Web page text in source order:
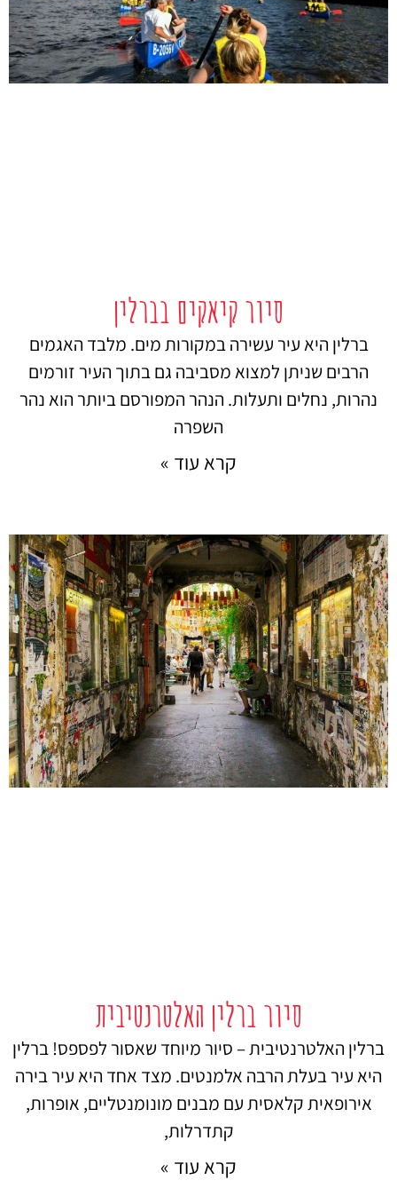
סיור קיאקים בברלין
ברלין היא עיר עשירה במקורות מים. מלבד האגמים
הרבים שניתן למצוא מסביבה גם בתוך העיר זורמים
נהרות, נחלים ותעלות. הנהר המפורסם ביותר הוא נהר
השפרה
קרא עוד »
סיור ברלין האלטרנטיבית
ברלין האלטרנטיבית – סיור מיוחד שאסור לפספס! ברלין
היא עיר בעלת הרבה אלמנטים. מצד אחד היא עיר בירה
אירופאית קלאסית עם מבנים מונומנטליים, אופרות,
קתדרלות,
קרא עוד »